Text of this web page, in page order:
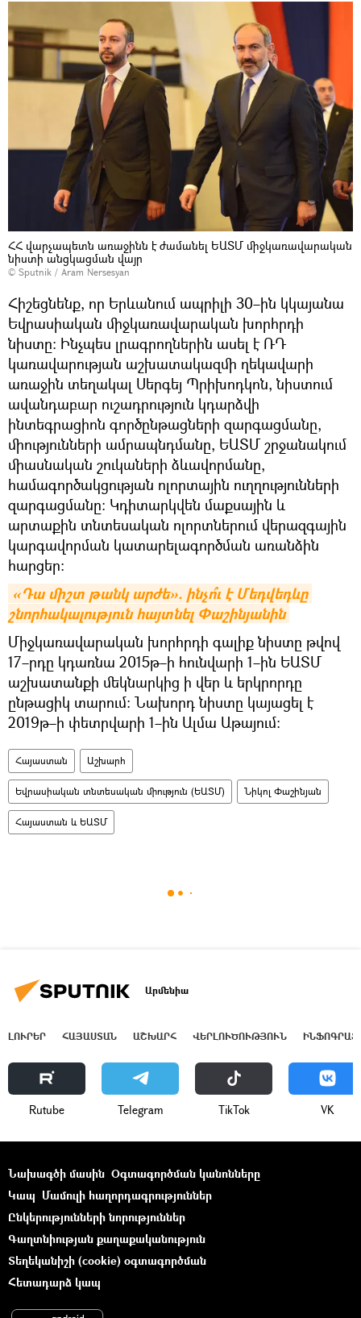
ՀՀ վարչապետն առաջինն է ժամանել ԵԱՏՄ միջկառավարական
նիստի անցկացման վայր
© Sputnik / Aram Nersesyan
Հիշեցնենք, որ Երևանում ապրիլի 30–ին կկայանա
Եվրասիական միջկառավարական խորհրդի
նիստը։ Ինչպես լրագրողներին ասել է ՌԴ
կառավարության աշխատակազմի ղեկավարի
առաջին տեղակալ Սերգեյ Պրիխոդկոն, նիստում
ավանդաբար ուշադրություն կդարձվի
ինտեգրացիոն գործընթացների զարգացմանը,
միությունների ամրապնդմանը, ԵԱՏՄ շրջանակում
միասնական շուկաների ձևավորմանը,
համագործակցության ոլորտային ուղղությունների
զարգացմանը։ Կդիտարկվեն մաքսային և
արտաքին տնտեսական ոլորտներում վերազգային
կարգավորման կատարելագործման առանձին
հարցեր։
«Դա միշտ թանկ արժե». ինչո՞ւ է Մեդվեդևը
շնորհակալություն հայտնել Փաշինյանին
Միջկառավարական խորհրդի գալիք նիստը թվով
17–րդը կդառնա 2015թ–ի հունվարի 1–ին ԵԱՏՄ
աշխատանքի մեկնարկից ի վեր և երկրորդը
ընթացիկ տարում։ Նախորդ նիստը կայացել է
2019թ–ի փետրվարի 1–ին Ալմա Աթայում։
Հայաստան Աշխարհ
Եվրասիական տնտեսական միություն (ԵԱՏՄ) Նիկոլ Փաշինյան
Հայաստան և ԵԱՏՄ
Արմենիա
ԼՈՒՐԵՐ ՀԱՅԱՍՏԱՆ ԱՇԽԱՐՀ ՎԵՐԼՈՒԾՈՒԹՅՈՒՆ
Rutube Telegram ТikТоk VK
Նախագծի մասին Օգտագործման կանոնները
Կապ Մամուլի հաղորդագրություններ
Ընկերությունների նորություններ
Գաղտնիության քաղաքականություն
Տեղեկանիշի (cookie) օգտագործման
Հետադարձ կապ